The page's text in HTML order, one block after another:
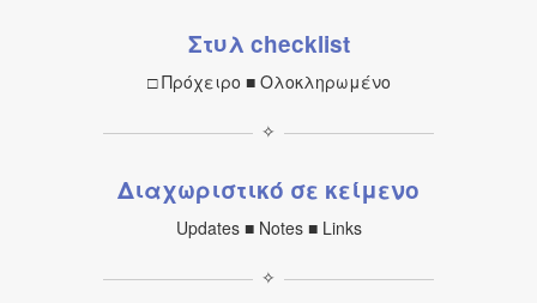
Στυλ checklist
□ Πρόχειρο ■ Ολοκληρωμένο
✧
Διαχωριστικό σε κείμενο
Updates ■ Notes ■ Links
✧